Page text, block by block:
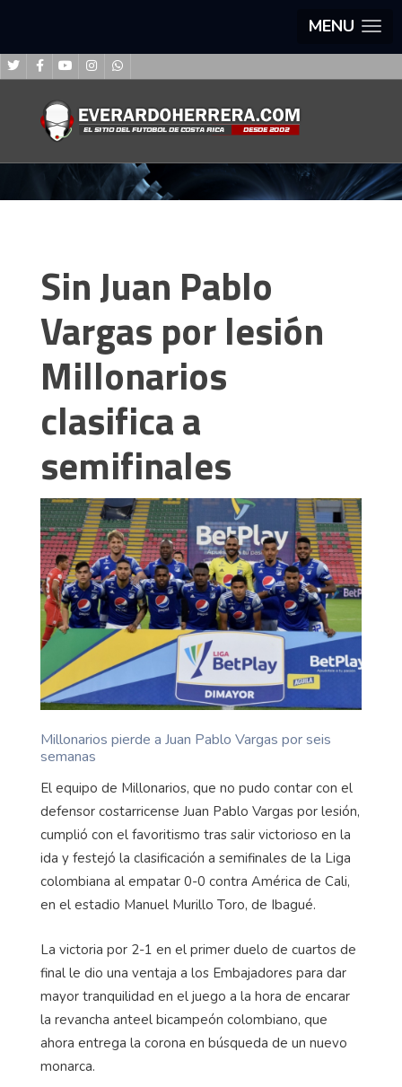
MENU
Sin Juan Pablo
Vargas por lesión
Millonarios
clasifica a
semifinales
Millonarios pierde a Juan Pablo Vargas por seis
semanas
El equipo de Millonarios, que no pudo contar con el
defensor costarricense Juan Pablo Vargas por lesión,
cumplió con el favoritismo tras salir victorioso en la
ida y festejó la clasificación a semifinales de la Liga
colombiana al empatar 0-0 contra América de Cali,
en el estadio Manuel Murillo Toro, de Ibagué.
La victoria por 2-1 en el primer duelo de cuartos de
final le dio una ventaja a los Embajadores para dar
mayor tranquilidad en el juego a la hora de encarar
la revancha anteel bicampeón colombiano, que
ahora entrega la corona en búsqueda de un nuevo
monarca.